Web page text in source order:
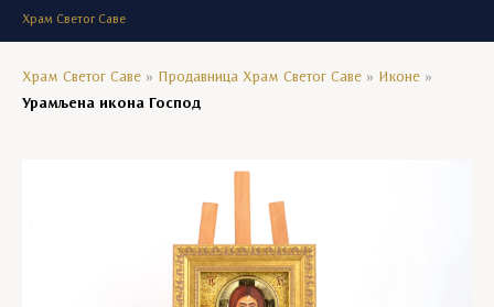
Храм Светог Саве
Храм Светог Саве » Продавница Храм Светог Саве » Иконе »
Урамљена икона Господ